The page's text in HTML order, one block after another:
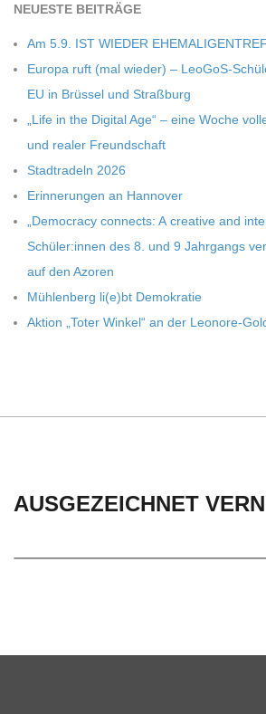
M
I
D
T
-
S
C
U
E
NEU­ESTE BEITRÄGE
Am 5.9. IST WIEDER
Europa ruft (mal wie­der) – LeoGoS-
EU in Brüs­sel und Straßburg
„Life in the Digi­tal Age“ – eine Woche
und rea­ler Freundschaft
Stadt­ra­deln 2026
Erin­ne­run­gen an Hannover
„Demo­cracy con­nects: A crea­tive and
Schüler:innen des 8. und 9 Jahr­gangs
auf den Azoren
Müh­len­berg li(e)bt Demokratie
Aktion „Toter Win­kel“ an der Leonore-
AUSGEZEICHNET